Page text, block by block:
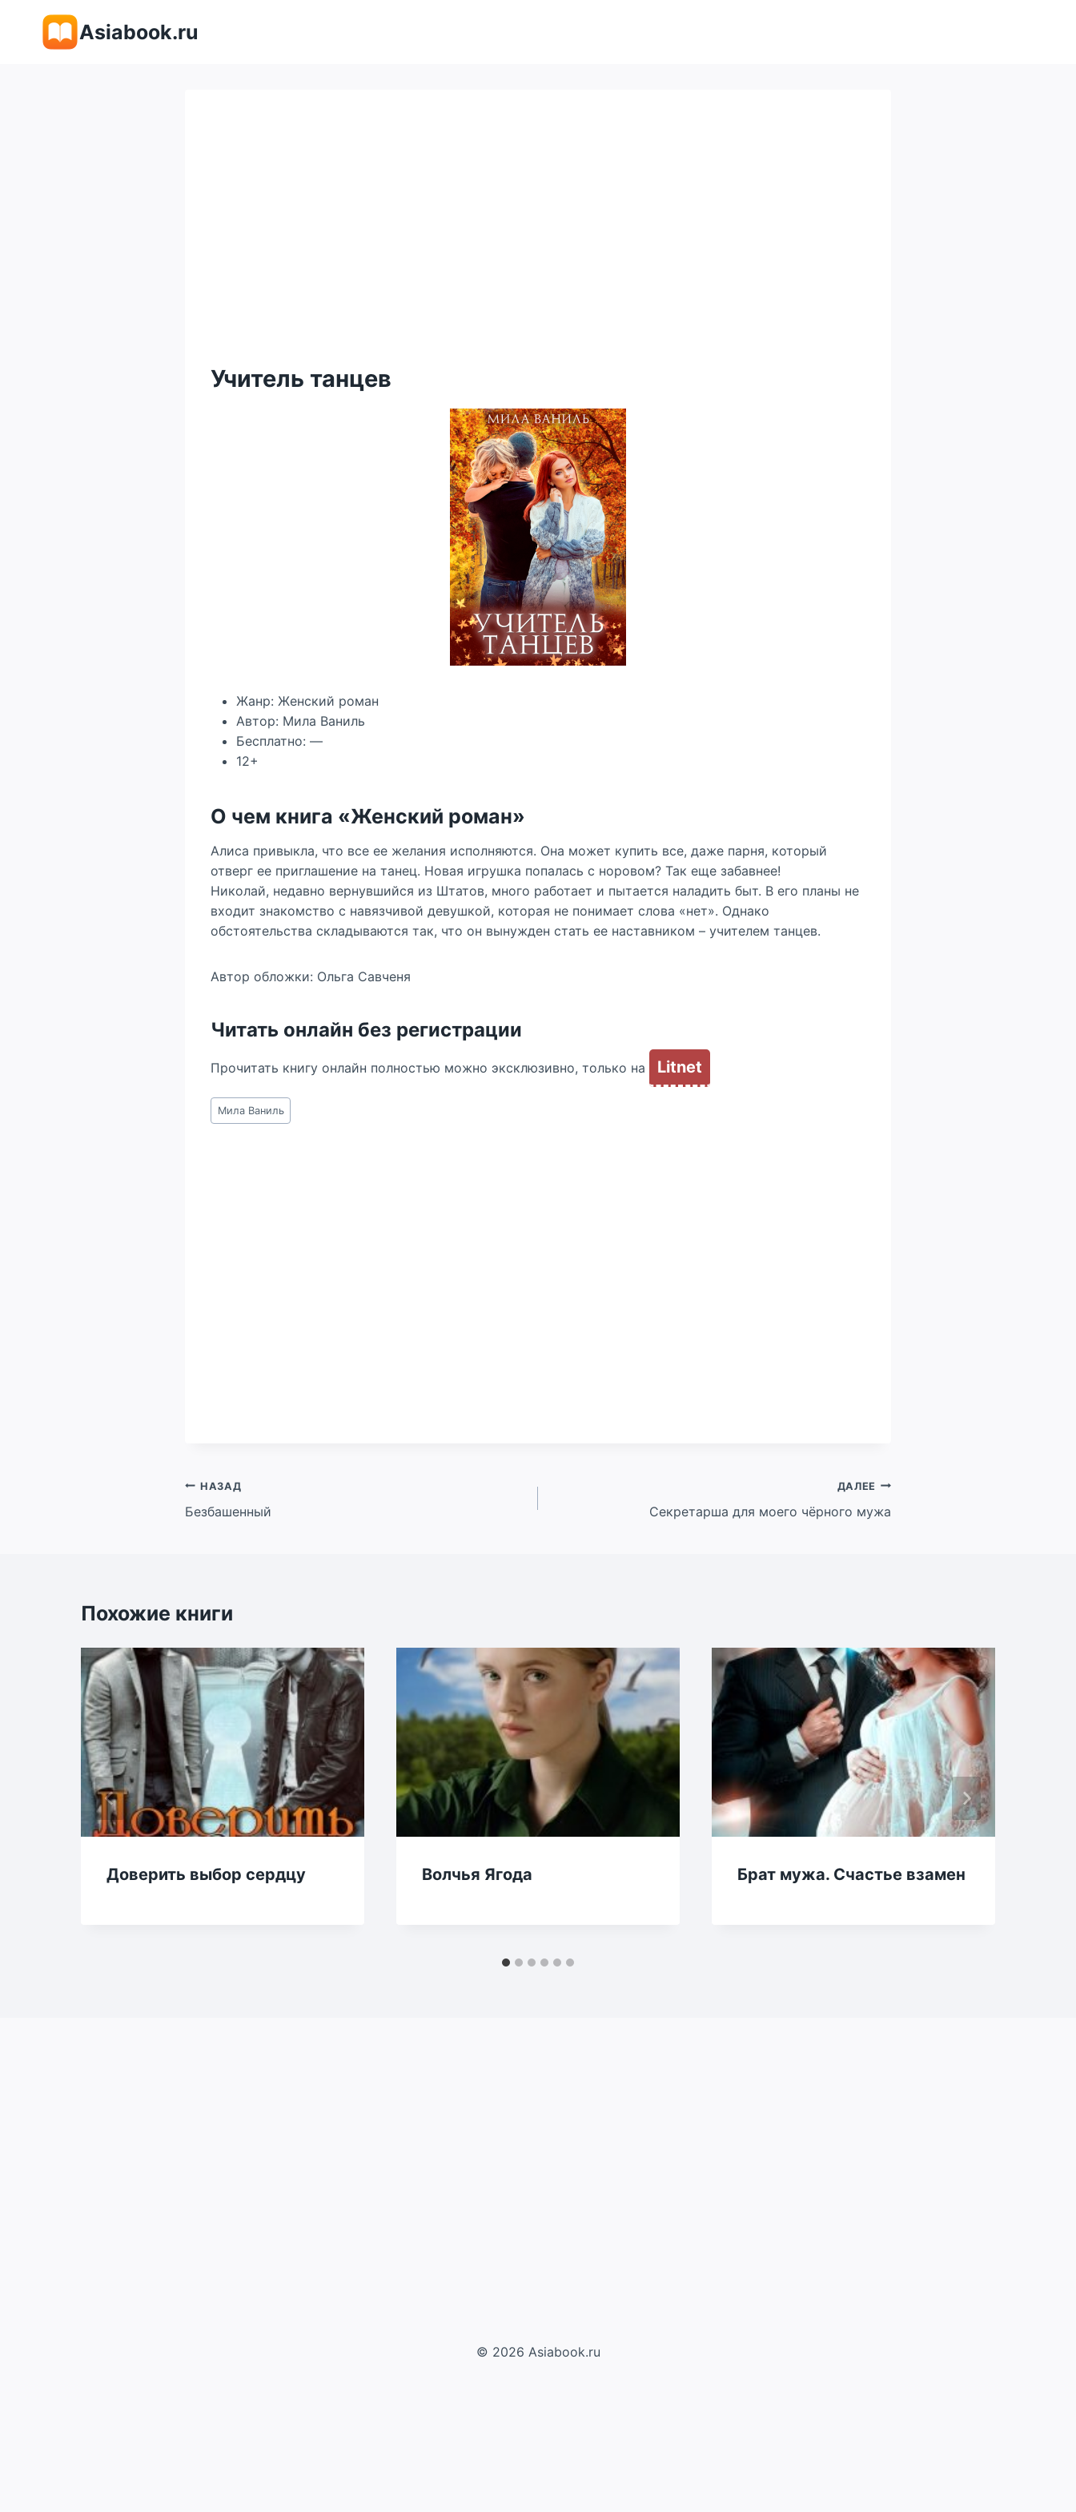
содержимому
Asiabook.ru
Учитель танцев
Жанр: Женский роман
Автор: Мила Ваниль
Бесплатно: —
12+
О чем книга «Женский роман»
Алиса привыкла, что все ее желания исполняются. Она может купить все, даже парня, который
отверг ее приглашение на танец. Новая игрушка попалась с норовом? Так еще забавнее!
Николай, недавно вернувшийся из Штатов, много работает и пытается наладить быт. В его планы не
входит знакомство с навязчивой девушкой, которая не понимает слова «нет». Однако
обстоятельства складываются так, что он вынужден стать ее наставником – учителем танцев.
Автор обложки: Ольга Савченя
Читать онлайн без регистрации
Прочитать книгу онлайн полностью можно эксклюзивно, только на Litnet
Метки
записи:
Мила Ваниль
Навигация
по
НАЗАД
Безбашенный
ДАЛЕЕ
Секретарша для моего чёрного мужа
Похожие книги
Доверить выбор сердцу Волчья Ягода Брат мужа. Счастье взамен
© 2026 Asiabook.ru